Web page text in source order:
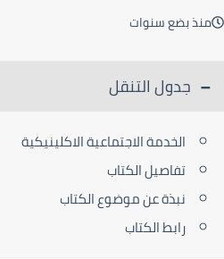
منذ بضع سنوات
جدول التنقل
الخدمة الاجتماعية الاكلينيكية
تفاصيل الكتاب
نبذة عن موضوع الكتاب
رابط الكتاب